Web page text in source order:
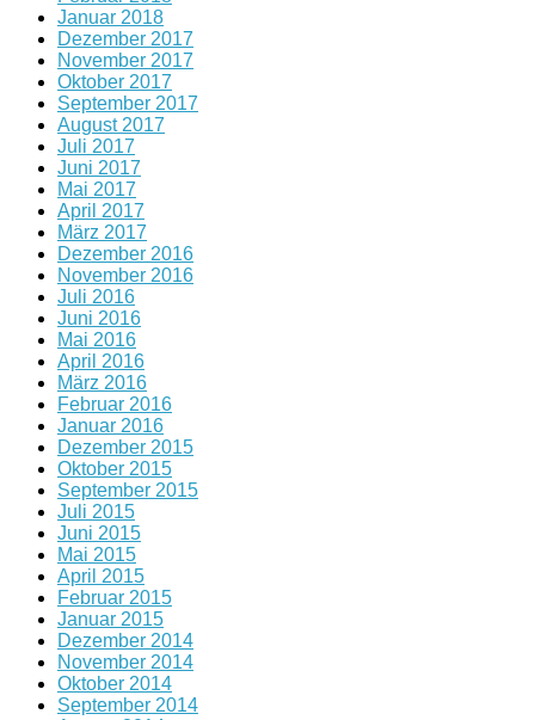
Januar 2018
Dezember 2017
November 2017
Oktober 2017
September 2017
August 2017
Juli 2017
Juni 2017
Mai 2017
April 2017
März 2017
Dezember 2016
November 2016
Juli 2016
Juni 2016
Mai 2016
April 2016
März 2016
Februar 2016
Januar 2016
Dezember 2015
Oktober 2015
September 2015
Juli 2015
Juni 2015
Mai 2015
April 2015
Februar 2015
Januar 2015
Dezember 2014
November 2014
Oktober 2014
September 2014